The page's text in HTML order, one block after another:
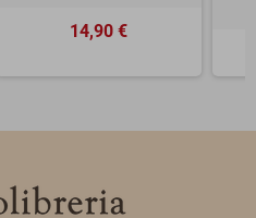
14,90 €